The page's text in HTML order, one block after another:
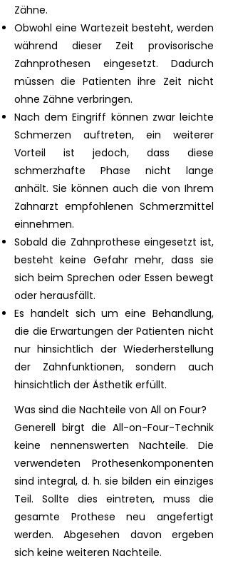
Zähne.
Obwohl eine Wartezeit besteht, werden
während dieser Zeit provisorische
Zahnprothesen eingesetzt. Dadurch
müssen die Patienten ihre Zeit nicht
ohne Zähne verbringen.
Nach dem Eingriff können zwar leichte
Schmerzen auftreten, ein weiterer
Vorteil ist jedoch, dass diese
schmerzhafte Phase nicht lange
anhält. Sie können auch die von Ihrem
Zahnarzt empfohlenen Schmerzmittel
einnehmen.
Sobald die Zahnprothese eingesetzt ist,
besteht keine Gefahr mehr, dass sie
sich beim Sprechen oder Essen bewegt
oder herausfällt.
Es handelt sich um eine Behandlung,
die die Erwartungen der Patienten nicht
nur hinsichtlich der Wiederherstellung
der Zahnfunktionen, sondern auch
hinsichtlich der Ästhetik erfüllt.
Was sind die Nachteile von All on Four?
Generell birgt die All-on-Four-Technik
keine nennenswerten Nachteile. Die
verwendeten Prothesenkomponenten
sind integral, d. h. sie bilden ein einziges
Teil. Sollte dies eintreten, muss die
gesamte Prothese neu angefertigt
werden. Abgesehen davon ergeben
sich keine weiteren Nachteile.